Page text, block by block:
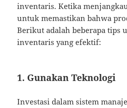
inventaris. Ketika
untuk memastikan bahwa
Berikut adalah beberapa tips
inventaris yang efektif:
1. Gunakan Teknologi
Investasi dalam sistem